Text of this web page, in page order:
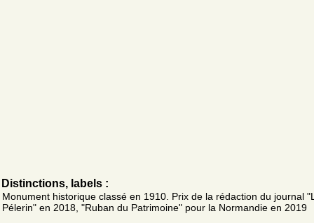
Distinctions, labels :
Monument historique classé en 1910. Prix de la rédaction du journal
Pélerin" en 2018, "Ruban du Patrimoine" pour la Normandie en 2019